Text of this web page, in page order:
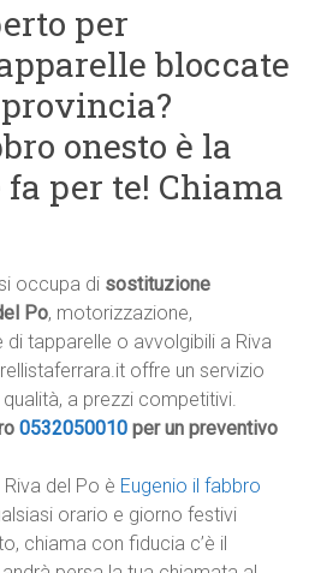
per
bloccate
onesto è la
per te! Chiama
occupa di sostituzione
Po, motorizzazione,
tapparelle o avvolgibili a Riva
offre un servizio
a prezzi competitivi.
0532050010 per un preventivo
Riva del Po è Eugenio il fabbro
orario e giorno festivi
chiama con fiducia c’è il